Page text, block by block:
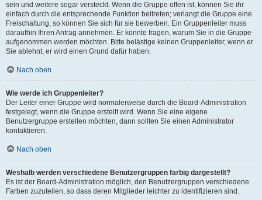
sein und weitere sogar versteckt. Wenn die Gruppe offen ist, können Sie ihr
einfach durch die entsprechende Funktion beitreten; verlangt die Gruppe eine
Freischaltung, so können Sie sich für sie bewerben. Ein Gruppenleiter muss
daraufhin Ihren Antrag annehmen. Er könnte fragen, warum Sie in die Gruppe
aufgenommen werden möchten. Bitte belästige keinen Gruppenleiter, wenn er
Sie ablehnt, er wird einen Grund dafür haben.
Nach oben
Wie werde ich Gruppenleiter?
Der Leiter einer Gruppe wird normalerweise durch die Board-Administration
festgelegt, wenn die Gruppe erstellt wird. Wenn Sie eine eigene
Benutzergruppe erstellen möchten, dann sollten Sie einen Administrator
kontaktieren.
Nach oben
Weshalb werden verschiedene Benutzergruppen farbig dargestellt?
Es ist der Board-Administration möglich, den Benutzergruppen verschiedene
Farben zuzuteilen, so dass deren Mitglieder leichter zu identifizieren sind.